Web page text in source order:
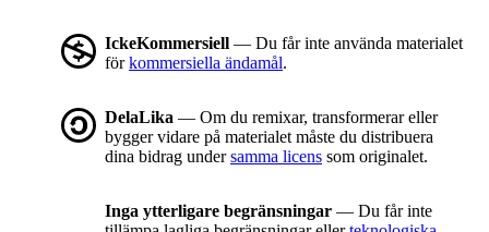
IckeKommersiell — Du får inte använda materialet
förkommersiella ändamål.
DelaLika — Om du remixar, transformerar eller
bygger vidare på materialet måste du distribuera
dina bidrag undersamma licens som originalet.
Inga ytterligare begränsningar — Du får inte